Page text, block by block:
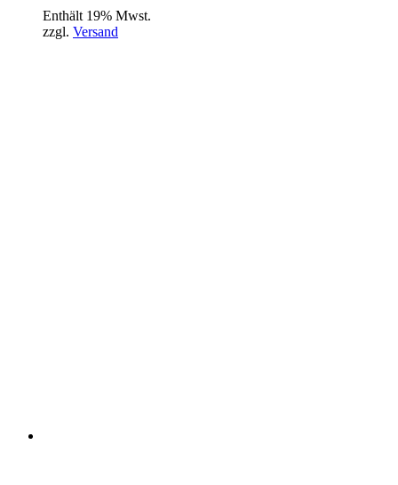
Enthält 19% Mwst.
zzgl. Versand